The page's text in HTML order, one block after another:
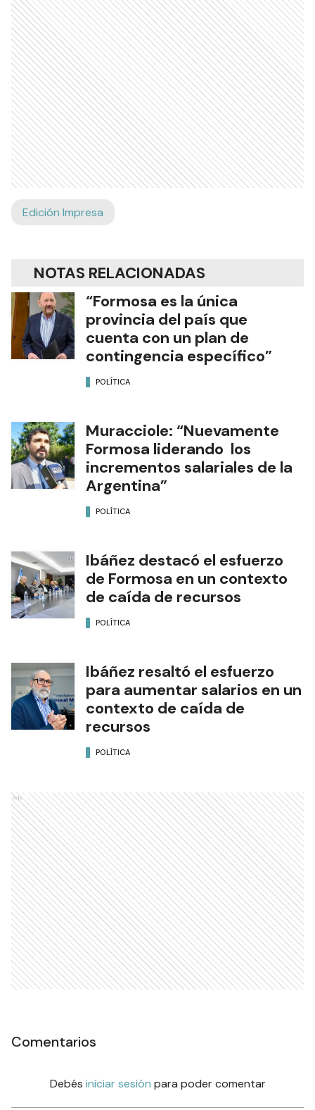
Edición Impresa
NOTAS RELACIONADAS
“Formosa es la única
provincia del país que
cuenta con un plan de
contingencia específico”
POLÍTICA
Muracciole: “Nuevamente
Formosa liderando los
incrementos salariales de la
Argentina”
POLÍTICA
Ibáñez destacó el esfuerzo
de Formosa en un contexto
de caída de recursos
POLÍTICA
Ibáñez resaltó el esfuerzo
para aumentar salarios en un
contexto de caída de
recursos
POLÍTICA
Ads
Comentarios
Debés iniciar sesión para poder comentar